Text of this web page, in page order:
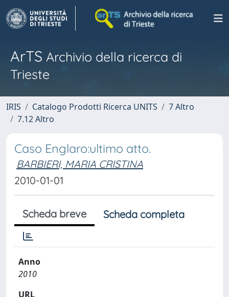
ArTS Archivio della ricerca di
Trieste
IRIS Catalogo Prodotti Ricerca UNITS
7 Altro
7.12 Altro
Caso Englaro:ultimo atto.
BARBIERI, MARIA CRISTINA
2010-01-01
Scheda breve Scheda completa
Anno
2010
URL